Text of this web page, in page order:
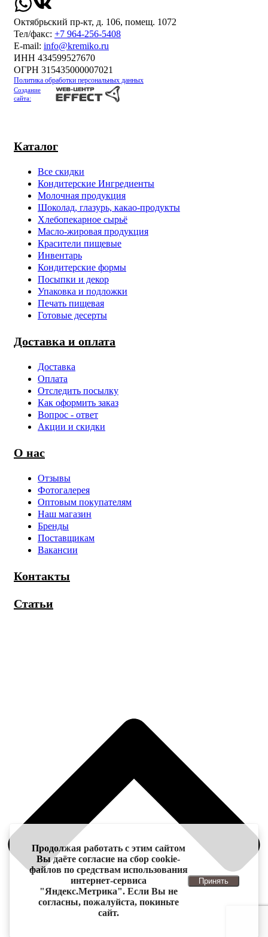
Каталог
Все скидки
Кондитерские Ингредиенты
Молочная продукция
Шоколад, глазурь, какао-продукты
Хлебопекарное сырьё
Масло-жировая продукция
Красители пищевые
Инвентарь
Кондитерские формы
Посыпки и декор
Упаковка и подложки
Печать пищевая
Готовые десерты
Доставка и оплата
Доставка
Оплата
Отследить посылку
Как оформить заказ
Вопрос - ответ
Акции и скидки
О нас
Отзывы
Фотогалерея
Оптовым покупателям
Наш магазин
Бренды
Поставщикам
Вакансии
Контакты
Статьи
Октябрьский пр-кт, д. 106, помещ. 1072
Тел/факс: +7 964-256-5408
Е-mail: info@kremiko.ru
ИНН 434599527670
ОГРН 315435000007021
Политика обработки персональных данных
Создание
сайта:
Продолжая работать с этим сайтом
Вы даёте согласие на сбор cookie-
файлов по средствам использования
интернет-сервиса
"Яндекс.Метрика". Если Вы не
согласны, пожалуйста, покиньте
сайт.
Принять